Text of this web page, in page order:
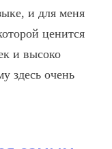
и для меня
ценится
и высоко
здесь очень